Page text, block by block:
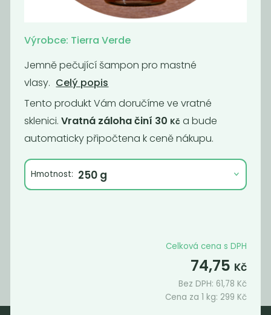
/ Kg 199Kč
Momentálně
na ruce
Výrobce: Tierra Verde
Jemně pečující šampon pro mastné
vlasy. Celý popis
Tento produkt Vám doručíme ve vratné
sklenici. Vratná záloha činí 30 Kč a bude
automaticky připočtena k ceně nákupu.
Hmotnost:
Celková cena s DPH
74,75 Kč
Bez DPH: 61,78 Kč
Cena za 1 kg: 299 Kč